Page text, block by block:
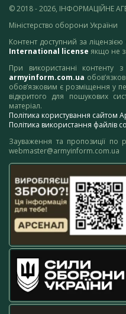
© 2018 - 2026, ІНФОРМАЦІЙНЕ
Міністерство оборони України
Контент доступний за ліцензією
International license якщо не
При використанні контенту
armyinform.com.ua
обов’язковим є розміщення у
відкритого для пошукових
матеріал.
Політика користування сайтом
Політика використання файлів
Зауваження та пропозиції по
webmaster@armyinform.com.ua